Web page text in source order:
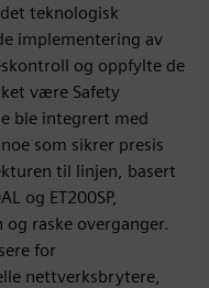
teknologisk
implementering av
og oppfylte de
være Safety
ble integrert med
som sikrer presis
til linjen, basert
og ET200SP,
raske overganger.
for
nettverksbrytere,